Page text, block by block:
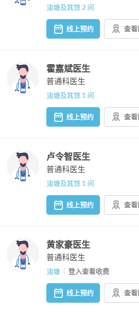
油塘及其馀 2 间
线上预约 查
霍嘉斌医生
普通科医生
油塘及其馀 1 间
线上预约 查
卢令智医生
普通科医生
油塘及其馀 1 间
线上预约 查
黄家豪医生
普通科医生
油塘 登入查看收费
线上预约 查